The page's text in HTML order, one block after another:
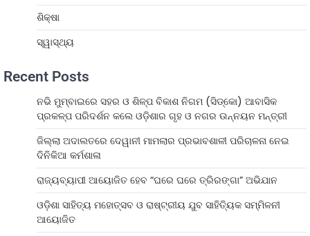
ଶିକ୍ଷା
ସ୍ୱାସ୍ଥ୍ୟ
Recent Posts
ନଭି ମୁମ୍ବାଇରେ ସହର ଓ ଶିଳ୍ପ ବିକାଶ ନିଗମ (ସିଡ୍‌କୋ) ଆବାସିକ
ପ୍ରକଳ୍ପ ପରିଦର୍ଶନ କଲେ ଓଡ଼ିଶାର ଗୃହ ଓ ନଗର ଉନ୍ନୟନ ମନ୍ତ୍ରୀ
ଜିଲ୍ଲା ଅଦାଲତରେ ଦେୱାନୀ ମାମଲାର ପ୍ରଭାବଶାଳୀ ପରିଚାଳନା ନେଇ
ଦିନିକିଆ କର୍ମଶାଳା
ରାଜ୍ୟବ୍ୟାପୀ ଆୟୋଜିତ ହେବ “ଘରେ ଘରେ ତ୍ରିରଙ୍ଗା” ଅଭିଯାନ
ଓଡ଼ିଶା ସାହିତ୍ୟ ମହୋତ୍ସବ ଓ ରାଷ୍ଟ୍ରୀୟ ଯୁବ ସାହିତ୍ୟିକ ସମ୍ମିଳନୀ
ଆୟୋଜିତ